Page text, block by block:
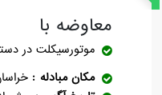
معاوضه با
موتورسیکلتدر
مکان مبادله